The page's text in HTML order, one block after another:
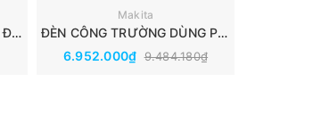
ĐÈN CÔNG TRƯỜNG DÙNG ĐIỆN VÀ PIN MAKITA (18V/14.4V/AC) DML811
Makita
ĐÈN CÔNG TRƯỜNG DÙNG PIN MAKITA (40V/18V/14.4V) ML005GX
6.952.000₫ 9.484.180₫